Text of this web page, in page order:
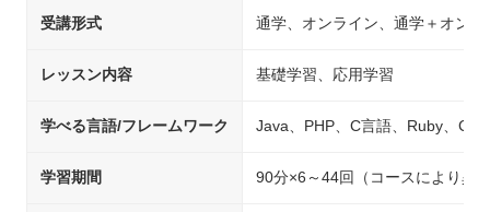
受講形式 通学、オンライン、通学＋オンラ
レッスン内容 基礎学習、応用学習
学べる言語/フレームワーク Java、PHP、C言語、Ruby、C#
学習期間 90分×6～44回（コースにより異